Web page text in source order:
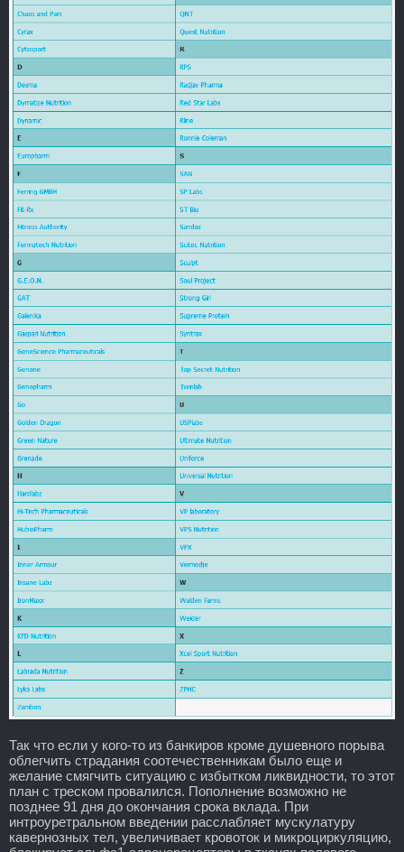
Так что если у кого-то из банкиров кроме душевного порыва
облегчить страдания соотечественникам было еще и
желание смягчить ситуацию с избытком ликвидности, то этот
план с треском провалился. Пополнение возможно не
позднее 91 дня до окончания срока вклада. При
интроуретральном введении расслабляет мускулатуру
кавернозных тел, увеличивает кровоток и микроциркуляцию,